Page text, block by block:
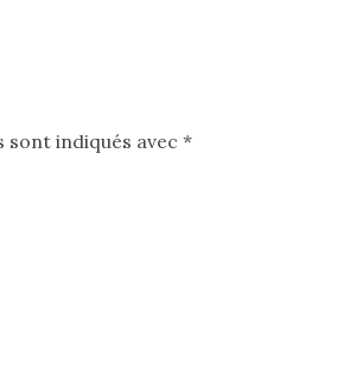
sont indiqués avec *